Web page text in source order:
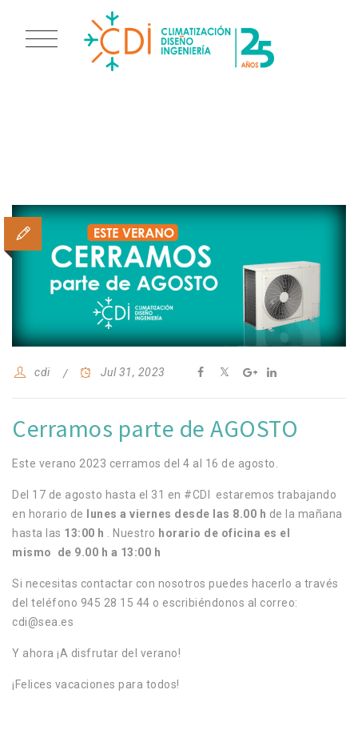
cdi Jul 31, 2023
Cerramos parte de AGOSTO
Este verano 2023 cerramos del 4 al 16 de agosto.
Del 17 de agosto hasta el 31 en #CDI estaremos trabajando
en horario de lunes a viernes desde las 8.00 h de la mañana
hasta las 13:00 h . Nuestro horario de oficina es el
mismo
de 9.00 h a 13:00 h
Si necesitas contactar con nosotros puedes hacerlo a través
del teléfono 945 28 15 44 o escribiéndonos al correo:
cdi@sea.es
Y ahora ¡A disfrutar del verano!
¡Felices vacaciones para todos!